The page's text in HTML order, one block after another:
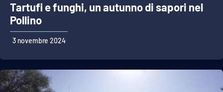
Tartufi e funghi, un autunno di sapori nel
Pollino
3 novembre 2024